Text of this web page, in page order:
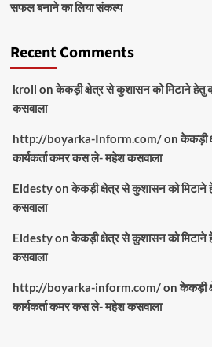
सफल बनाने का लिया संकल्प
Recent Comments
kroll onकेकड़ी क्षेत्र से कुशासन को मिटाने हेतु
कसवाला
http://boyarka-Inform.com/onकेकड़ी
कार्यकर्ता कमर कस ले- महेश कसवाला
Eldestyonकेकड़ी क्षेत्र से कुशासन को मिटाने
कसवाला
Eldestyonकेकड़ी क्षेत्र से कुशासन को मिटाने
कसवाला
http://boyarka-inform.com/onकेकड़ी
कार्यकर्ता कमर कस ले- महेश कसवाला